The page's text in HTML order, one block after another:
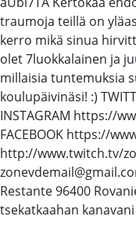
traumoja teillä on
kerro mikä sinua
olet 7luokkalainen ja
millaisia tuntemuksia
koulupäivinäsi! :)
INSTAGRAM https://
FACEBOOK https://
http://www.twitch.tv/
Restante 96400
tsekatkaahan